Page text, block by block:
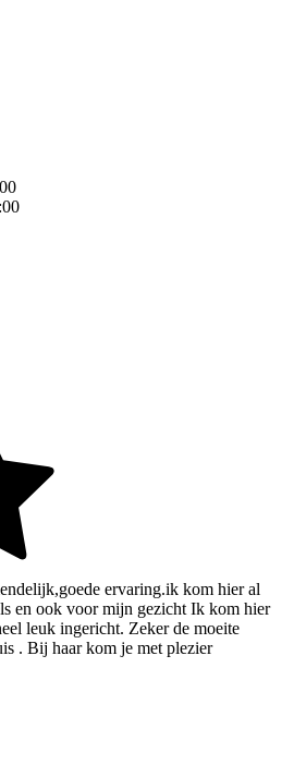
ervaring.ik kom hier al
en ook voor mijn gezicht Ik kom hier
leuk ingericht. Zeker de moeite
. Bij haar kom je met plezier